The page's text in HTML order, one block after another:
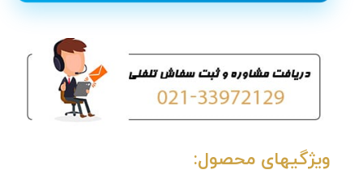
ویژگیهای محصول: